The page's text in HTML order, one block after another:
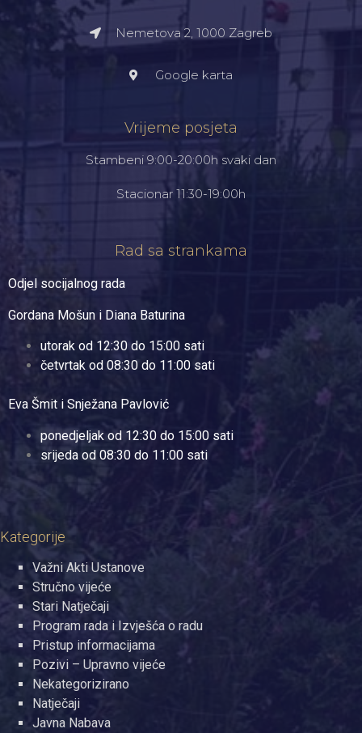
Nemetova 2, 1000 Zagreb​
Google karta
Vrijeme posjeta
Stambeni 9:00-20:00h svaki dan
Stacionar 11:30-19:00h
Rad sa strankama
Odjel socijalnog rada
Gordana Mošun i Diana Baturina
utorak od 12:30 do 15:00 sati
četvrtak od 08:30 do 11:00 sati
Eva Šmit i Snježana Pavlović
ponedjeljak od 12:30 do 15:00 sati
srijeda od 08:30 do 11:00 sati
Kategorije
Važni Akti Ustanove
Stručno vijeće
Stari Natječaji
Program rada i Izvješća o radu
Pristup informacijama
Pozivi – Upravno vijeće
Nekategorizirano
Natječaji
Javna Nabava